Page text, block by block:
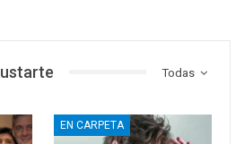
Todas
EN CARPETA